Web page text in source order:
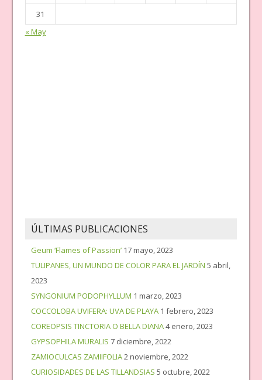
31
« May
ÚLTIMAS PUBLICACIONES
Geum ‘Flames of Passion’ 17 mayo, 2023
TULIPANES, UN MUNDO DE COLOR PARA EL JARDÍN 5 abril,
2023
SYNGONIUM PODOPHYLLUM 1 marzo, 2023
COCCOLOBA UVIFERA: UVA DE PLAYA 1 febrero, 2023
COREOPSIS TINCTORIA O BELLA DIANA4 enero, 2023
GYPSOPHILA MURALIS 7 diciembre, 2022
ZAMIOCULCAS ZAMIIFOLIA2 noviembre, 2022
CURIOSIDADES DE LAS TILLANDSIAS 5 octubre, 2022